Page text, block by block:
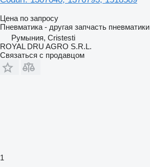
Цена по запросу
Пневматика - другая запчасть пневматики
Румыния, Cristesti
ROYAL DRU AGRO S.R.L.
Связаться с продавцом
1